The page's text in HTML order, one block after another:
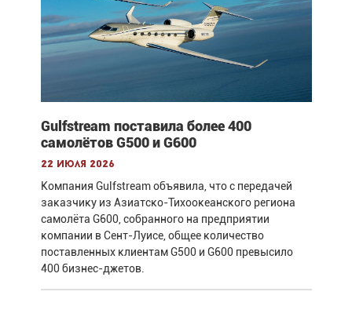
Gulfstream поставила более 400
самолётов G500 и G600
22 июля 2026
Компания Gulfstream объявила, что с передачей
заказчику из Азиатско-Тихоокеанского региона
самолёта G600, собранного на предприятии
компании в Сент-Луисе, общее количество
поставленных клиентам G500 и G600 превысило
400 бизнес-джетов.